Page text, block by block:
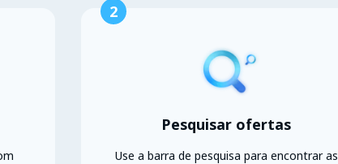
2
Pesquisar ofertas
Use a barra de pesquisa para encontrar as